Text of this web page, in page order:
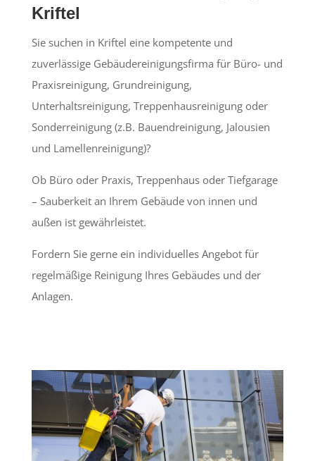
Kriftel
Sie suchen in Kriftel eine kompetente und
zuverlässige Gebäudereinigungsfirma für Büro- und
Praxisreinigung, Grundreinigung,
Unterhaltsreinigung, Treppenhausreinigung oder
Sonderreinigung (z.B. Bauendreinigung, Jalousien
und Lamellenreinigung)?
Ob Büro oder Praxis, Treppenhaus oder Tiefgarage
– Sauberkeit an Ihrem Gebäude von innen und
außen ist gewährleistet.
Fordern Sie gerne ein individuelles Angebot für
regelmäßige Reinigung Ihres Gebäudes und der
Anlagen.